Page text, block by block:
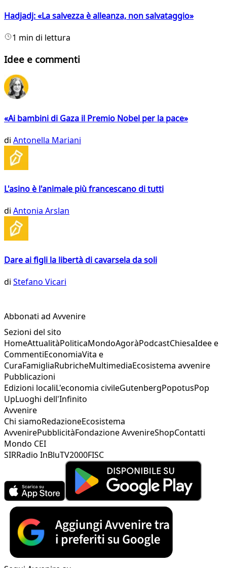
Hadjadj: «La salvezza è alleanza, non salvataggio»
1 min di lettura
Idee e commenti
«Ai bambini di Gaza il Premio Nobel per la pace»
di Antonella Mariani
L'asino è l'animale più francescano di tutti
di Antonia Arslan
Dare ai figli la libertà di cavarsela da soli
di Stefano Vicari
Abbonati ad Avvenire
Sezioni del sito
HomeAttualitàPoliticaMondoAgoràPodcastChiesaIdee e
CommentiEconomiaVita e
CuraFamigliaRubricheMultimediaEcosistema avvenire
Pubblicazioni
Edizioni localiL'economia civileGutenbergPopotusPop
UpLuoghi dell'Infinito
Avvenire
Chi siamoRedazioneEcosistema
AvvenirePubblicitàFondazione AvvenireShopContatti
Mondo CEI
SIRRadio InBluTV2000FISC